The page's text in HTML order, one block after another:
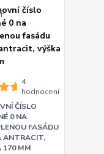
4
hodnocení
ČÍSLO
0 NA
FASÁDU
ANTRACIT,
170 MM